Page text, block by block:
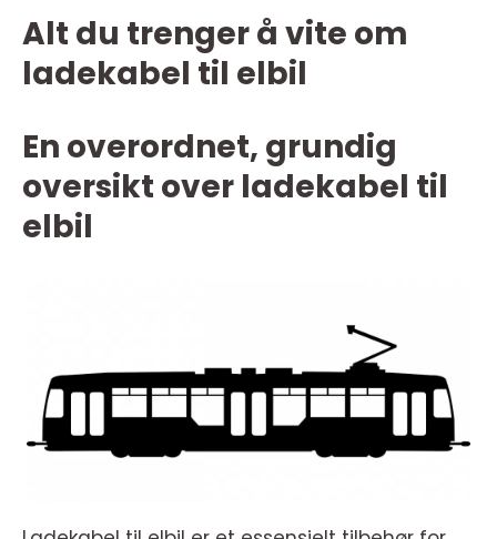
Alt du trenger å vite om
ladekabel til elbil
En overordnet, grundig
oversikt over ladekabel til
elbil